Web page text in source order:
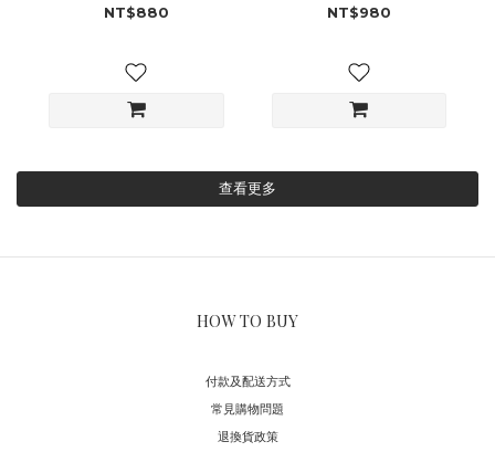
NT$880 NT$980
查看更多
HOW TO BUY
付款及配送方式
常見購物問題
退換貨政策